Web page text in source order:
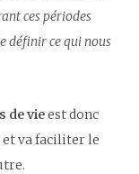
ces périodes
définir ce qui nous
de vieest donc
et va faciliter le